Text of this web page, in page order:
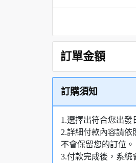
訂單金額
訂購須知
1.選擇出符合您出發
2.詳細付款內容請
不會保留您的訂位。
3.付款完成後，系統